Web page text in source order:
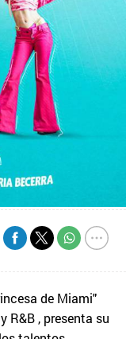
de Miami"
R&B , presenta su